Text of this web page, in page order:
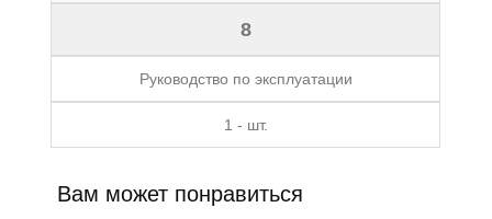
8
Руководство по эксплуатации
1 - шт.
Вам может понравиться